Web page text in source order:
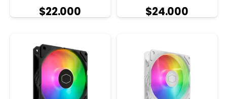
$22.000 $24.000